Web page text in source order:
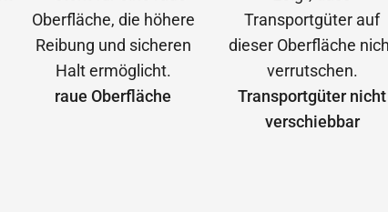
raue Oberfläche
Transportgüter nicht
verschiebbar